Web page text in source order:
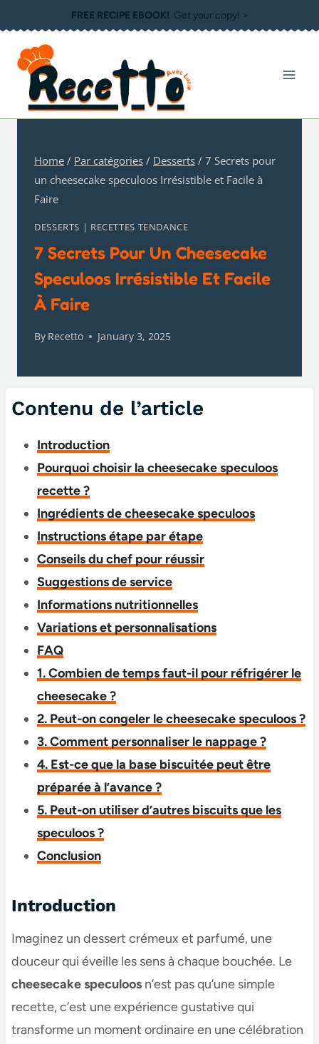
to
content
FREE RECIPE EBOOK! Get your copy! >
Home / Par catégories / Desserts / 7 Secrets pour
un cheesecake speculoos​ Irrésistible et Facile à
Faire
DESSERTS | RECETTES TENDANCE
7 Secrets Pour Un Cheesecake
Speculoos​ Irrésistible Et Facile
À Faire
By Recetto January 3, 2025
Contenu de l’article
Introduction
Pourquoi choisir la cheesecake speculoos
recette​ ?
Ingrédients de cheesecake speculoos​
Instructions étape par étape
Conseils du chef pour réussir
Suggestions de service
Informations nutritionnelles
Variations et personnalisations
FAQ
1. Combien de temps faut-il pour réfrigérer le
cheesecake ?
2. Peut-on congeler le cheesecake speculoos​ ?
3. Comment personnaliser le nappage ?
4. Est-ce que la base biscuitée peut être
préparée à l’avance ?
5. Peut-on utiliser d’autres biscuits que les
speculoos ?
Conclusion
Introduction
Imaginez un dessert crémeux et parfumé, une
douceur qui éveille les sens à chaque bouchée. Le
cheesecake speculoos​n’est pas qu’une simple
recette, c’est une expérience gustative qui
transforme un moment ordinaire en une célébration